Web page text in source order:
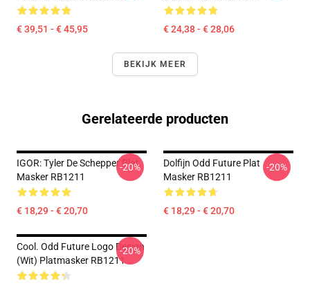
€ 39,51 - € 45,95 € 24,38 - € 28,06
BEKIJK MEER
Gerelateerde producten
IGOR: Tyler De Schepper Plat
Masker RB1211
€ 18,29 - € 20,70
-20%
Dolfijn Odd Future Plat
Masker RB1211
€ 18,29 - € 20,70
-20%
Cool. Odd Future Logo Design
(wit) Platmasker RB1211
-20%